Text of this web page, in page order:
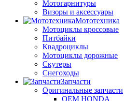
Мотогарнитуры
Визоры и аксессуары
Мототехника
Мотоциклы кроссовые
Питбайки
Квадроциклы
Мотоциклы дорожные
Скутеры
Снегоходы
Запчасти
Оригинальные запчасти
OEM HONDA